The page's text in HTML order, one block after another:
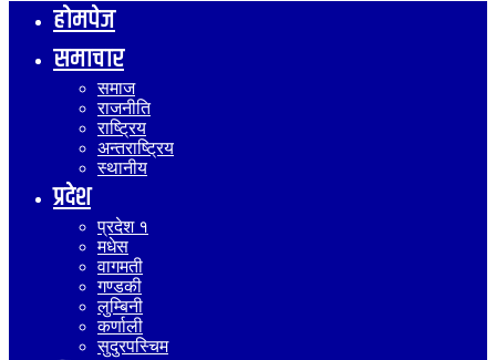
होमपेज
समाचार
समाज
राजनीति
राष्ट्रिय
अन्तराष्ट्रिय
स्थानीय
प्रदेश
प्रदेश १
मधेस
वागमती
गण्डकी
लुम्बिनी
कर्णाली
सुदुरपस्चिम